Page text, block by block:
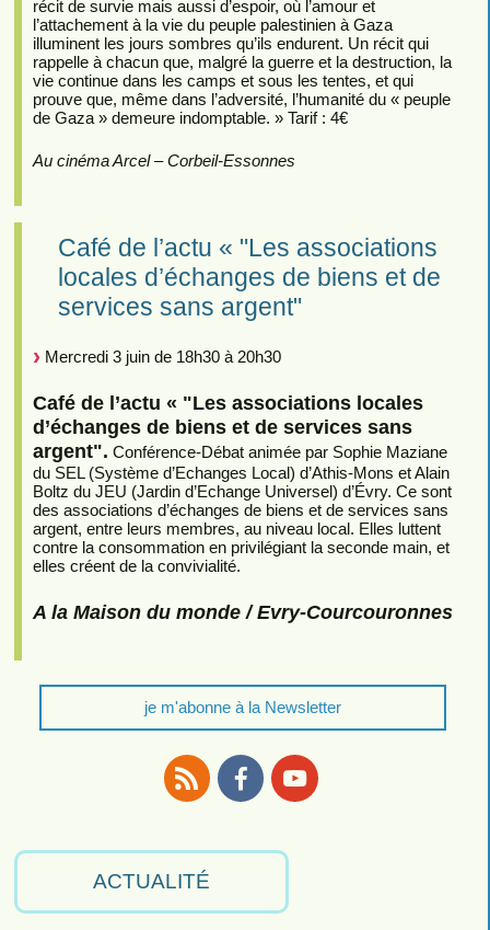
récit de survie mais aussi d’espoir, où l’amour et
l’attachement à la vie du peuple palestinien à Gaza
illuminent les jours sombres qu’ils endurent. Un récit qui
rappelle à chacun que, malgré la guerre et la destruction, la
vie continue dans les camps et sous les tentes, et qui
prouve que, même dans l’adversité, l’humanité du « peuple
de Gaza » demeure indomptable. » Tarif : 4€
Au cinéma Arcel – Corbeil-Essonnes
Café de l’actu « "Les associations
locales d’échanges de biens et de
services sans argent"
Mercredi 3 juin de 18h30 à 20h30
Café de l’actu « "Les associations locales
d’échanges de biens et de services sans
argent". Conférence-Débat animée par Sophie Maziane
du SEL (Système d’Echanges Local) d’Athis-Mons et Alain
Boltz du JEU (Jardin d’Echange Universel) d’Évry. Ce sont
des associations d’échanges de biens et de services sans
argent, entre leurs membres, au niveau local. Elles luttent
contre la consommation en privilégiant la seconde main, et
elles créent de la convivialité.
A la Maison du monde / Evry-Courcouronnes
je m'abonne à la Newsletter
ACTUALITÉ